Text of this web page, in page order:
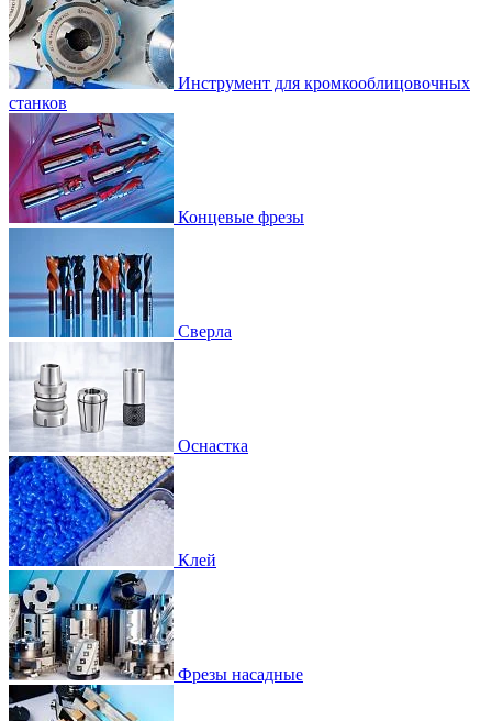
Инструмент для кромкооблицовочных
станков
Концевые фрезы
Сверла
Оснастка
Клей
Фрезы насадные